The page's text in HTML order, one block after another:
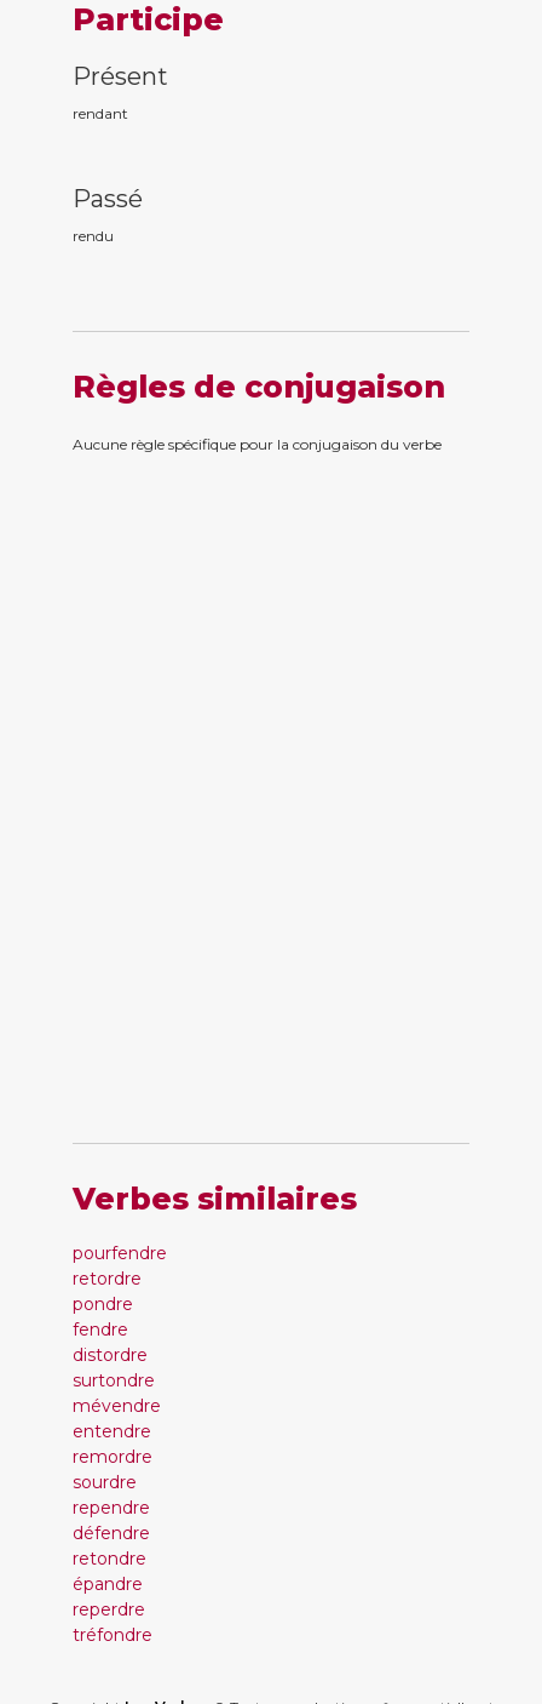
Participe
Présent
rendant
Passé
rendu
Règles de conjugaison
Aucune règle spécifique pour la conjugaison du verbe
Verbes similaires
pourfendre
retordre
pondre
fendre
distordre
surtondre
mévendre
entendre
remordre
sourdre
rependre
défendre
retondre
épandre
reperdre
tréfondre